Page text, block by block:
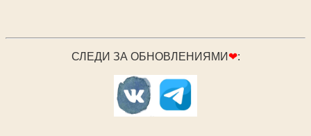
СЛЕДИ ЗА ОБНОВЛЕНИЯМИ ❤: